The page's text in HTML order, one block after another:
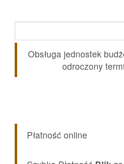
Obsługa jednostek
odroczony
Płatność online